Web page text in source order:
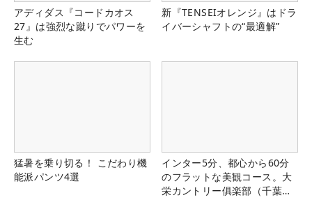
アディダス『コードカオス
27』は強烈な蹴りでパワーを
生む
新『TENSEIオレンジ』はドラ
イバーシャフトの“最適解”
猛暑を乗り切る！ こだわり機
能派パンツ4選
インター5分、都心から60分
のフラットな美観コース。大
栄カントリー俱楽部（千葉